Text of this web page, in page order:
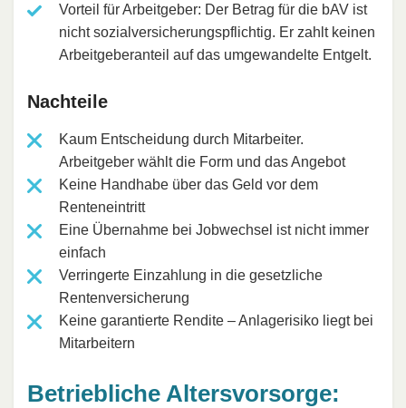
Vorteil für Arbeitgeber: Der Betrag für die bAV ist
nicht sozialversicherungspflichtig. Er zahlt keinen
Arbeitgeberanteil auf das umgewandelte Entgelt.
Nachteile
Kaum Entscheidung durch Mitarbeiter.
Arbeitgeber wählt die Form und das Angebot
Keine Handhabe über das Geld vor dem
Renteneintritt
Eine Übernahme bei Jobwechsel ist nicht immer
einfach
Verringerte Einzahlung in die gesetzliche
Rentenversicherung
Keine garantierte Rendite – Anlagerisiko liegt bei
Mitarbeitern
Betriebliche Altersvorsorge: